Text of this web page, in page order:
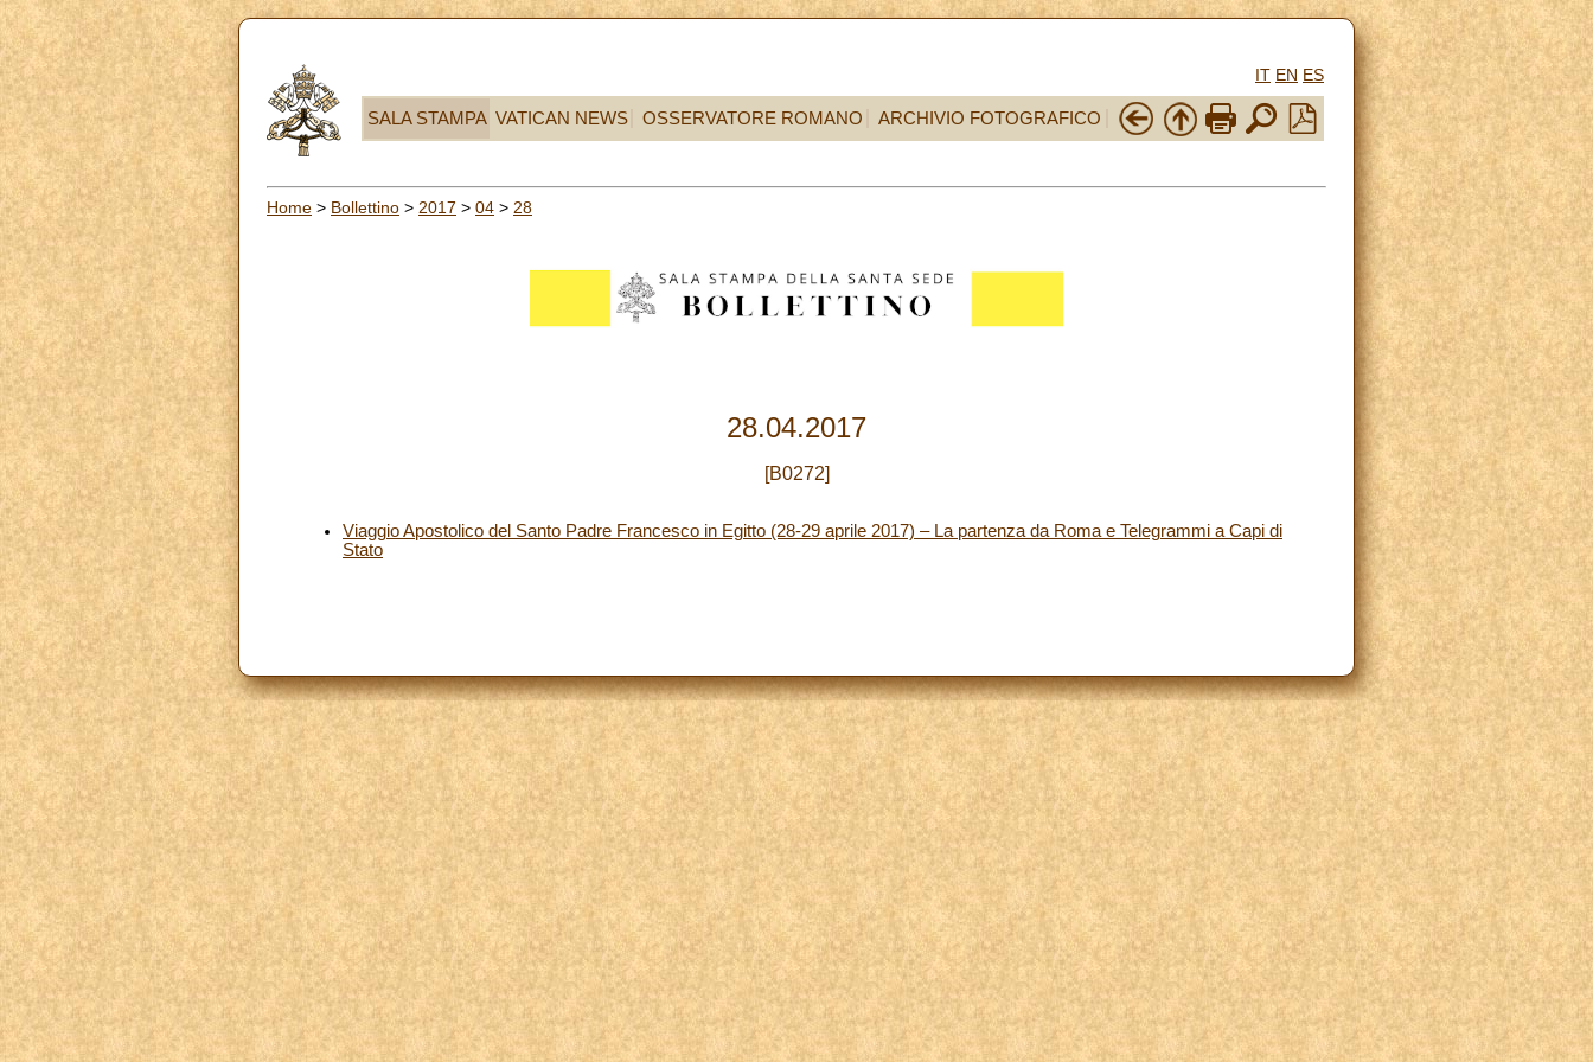
IT EN ES
SALA STAMPA VATICAN NEWS OSSERVATORE ROMANO ARCHIVIO FOTOGRAFICO
Home > Bollettino > 2017 > 04 > 28
28.04.2017
[B0272]
Viaggio Apostolico del Santo Padre Francesco in Egitto (28-29 aprile 2017) – La partenza da Roma e Telegrammi a Capi di
Stato